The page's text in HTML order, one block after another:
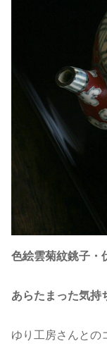
色絵雲菊紋銚子・
あらたまった気持
ゆり工房さんとの